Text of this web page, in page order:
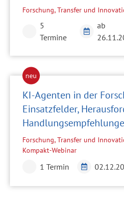
Forschung, Transfer und
5
Termine
ab
KI-Agenten in der
Einsatzfelder,
Forschung, Transfer und
Kompakt-Webinar
1 Termin